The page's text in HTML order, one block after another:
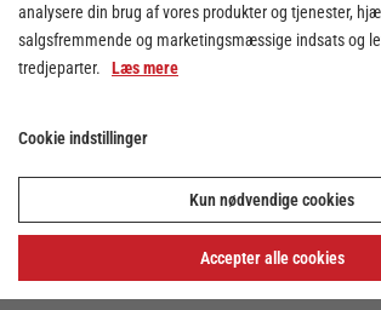
analysere din brug af vores produkter og tjenester,
salgsfremmende og marketingsmæssige indsats og
tredjeparter. Læs mere
Cookie indstillinger
Kun nødvendige cookies
Accepter alle cookies